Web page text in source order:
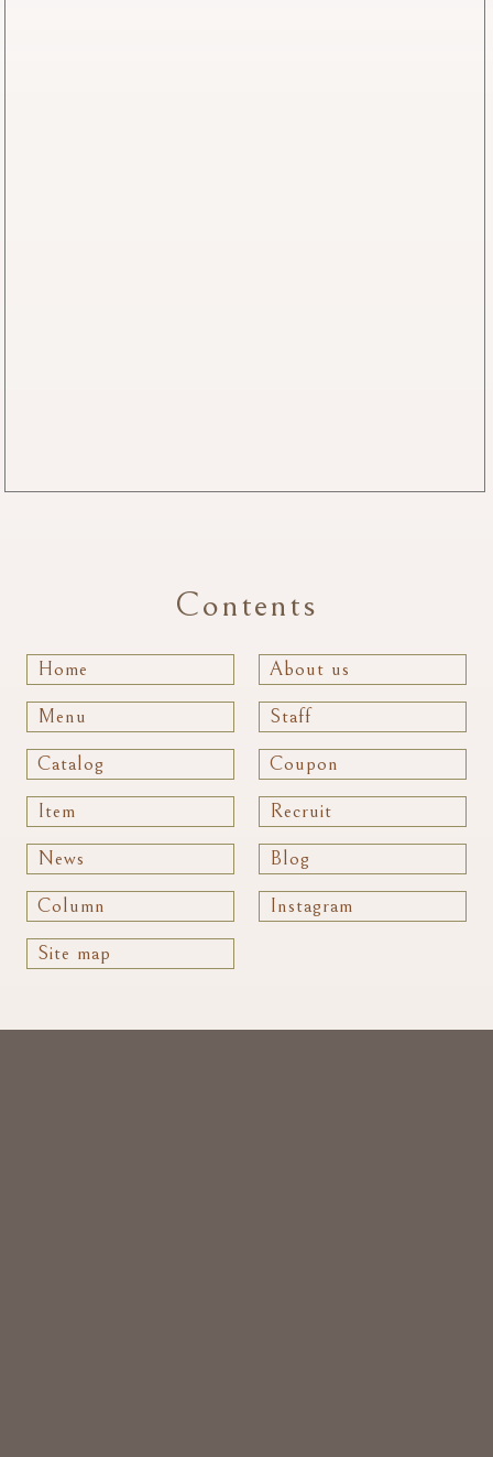
Contents
Home About us
Menu Staff
Catalog Coupon
Item Recruit
News Blog
Column Instagram
Site map